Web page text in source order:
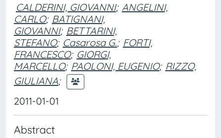
CALDERINI, GIOVANNI; ANGELINI,
CARLO; BATIGNANI,
GIOVANNI; BETTARINI,
STEFANO; Casarosa G.; FORTI,
FRANCESCO; GIORGI,
MARCELLO; PAOLONI, EUGENIO; RIZZO,
GIULIANA;
2011-01-01
Abstract